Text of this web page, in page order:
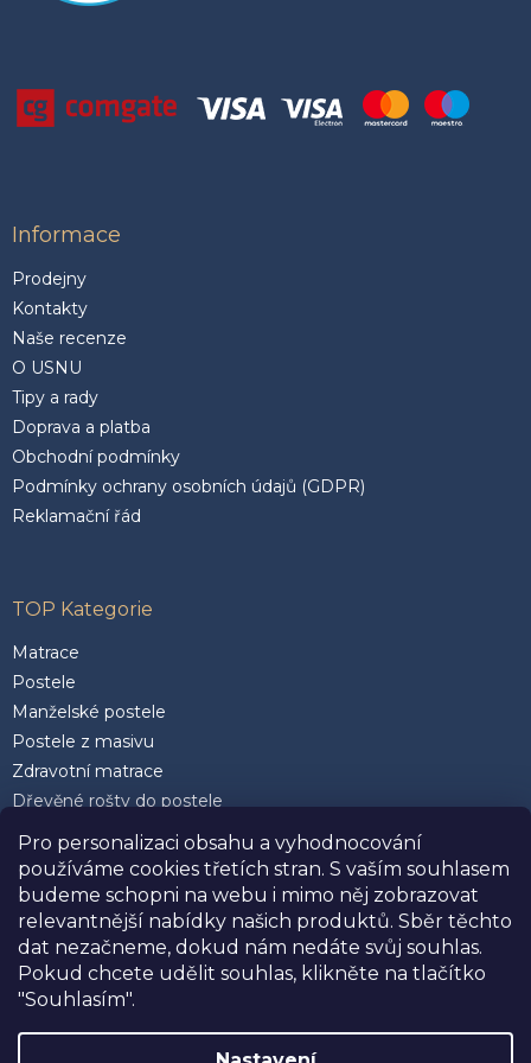
Pro personalizaci obsahu a vyhodnocování
používáme cookies třetích stran. S vaším souhlasem
budeme schopni na webu i mimo něj zobrazovat
relevantnější nabídky našich produktů. Sběr těchto
dat nezačneme, dokud nám nedáte svůj souhlas.
Pokud chcete udělit souhlas, klikněte na tlačítko
"Souhlasím".
Informace
Prodejny
Kontakty
Naše recenze
O USNU
Tipy a rady
Doprava a platba
Obchodní podmínky
Podmínky ochrany osobních údajů (GDPR)
Reklamační řád
TOP Kategorie
Matrace
Postele
Manželské postele
Postele z masivu
Zdravotní matrace
Dřevěné rošty do postele
Postele 200 x 200 cm
Matrace 90 x 200 cm
Rozkládací postele
Kvalitní polštáře